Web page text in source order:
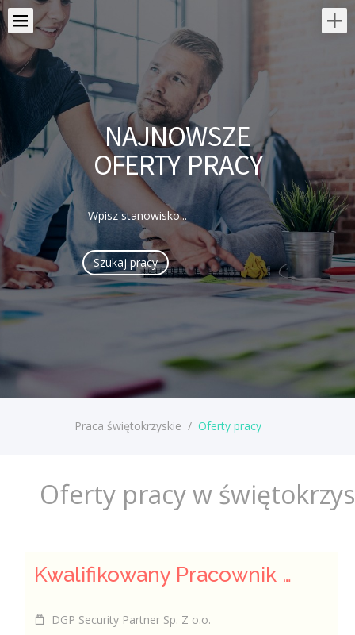
NAJNOWSZE
OFERTY PRACY
Praca świętokrzyskie / Oferty pracy
Oferty pracy w
Kwalifikowany Pracownik / Kwalifikowana Pracowniczka Ochrony
DGP Security Partner Sp. Z o.o.